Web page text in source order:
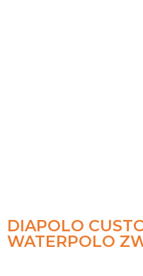
DIAPOLO
WATERPOLO